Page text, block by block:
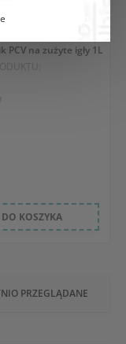
PCV na zużyte igły 1L
DO KOSZYKA
PRZEGLĄDANE